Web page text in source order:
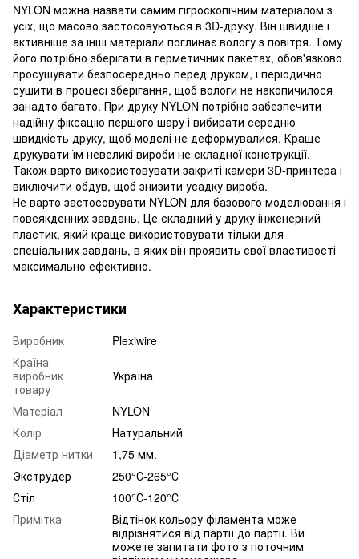
NYLON можна назвати самим гігроскопічним матеріалом з
усіх, що масово застосовуються в 3D-друку. Він швидше і
активніше за інші матеріали поглинає вологу з повітря. Тому
його потрібно зберігати в герметичних пакетах, обов'язково
просушувати безпосередньо перед друком, і періодично
сушити в процесі зберігання, щоб вологи не накопичилося
занадто багато. При друку NYLON потрібно забезпечити
надійну фіксацію першого шару і вибирати середню
швидкість друку, щоб моделі не деформувалися. Краще
друкувати їм невеликі вироби не складної конструкції.
Також варто використовувати закриті камери 3D-принтера і
виключити обдув, щоб знизити усадку вироба.
Не варто застосовувати NYLON для базового моделювання і
повсякденних завдань. Це складний у друку інженерний
пластик, який краще використовувати тільки для
спеціальних завдань, в яких він проявить свої властивості
максимально ефективно.
Характеристики
Виробник
Plexiwire
Країна-
виробник
товару
Україна
Матеріал
NYLON
Колір
Натуральний
Діаметр нитки
1,75 мм.
Экструдер
250°С-265°С
Стіл
100°С-120°С
Примітка
Відтінок кольору філамента може
відрізнятися від партії до партії. Ви
можете запитати фото з поточним